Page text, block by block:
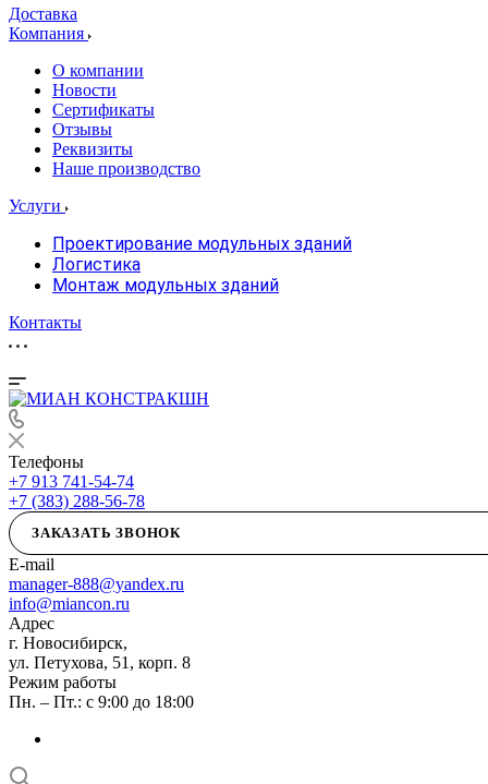
Доставка
Компания
О компании
Новости
Сертификаты
Отзывы
Реквизиты
Наше производство
Услуги
Проектирование модульных зданий
Логистика
Монтаж модульных зданий
Контакты
Телефоны
+7 913 741-54-74
+7 (383) 288-56-78
ЗАКАЗАТЬ ЗВОНОК
E-mail
manager-888@yandex.ru
info@miancon.ru
Адрес
г. Новосибирск,
ул. Петухова, 51, корп. 8
Режим работы
Пн. – Пт.: с 9:00 до 18:00